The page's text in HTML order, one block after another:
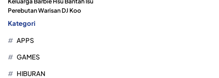
Perebutan Warisan DJ Koo
Kategori
APPS
GAMES
HIBURAN